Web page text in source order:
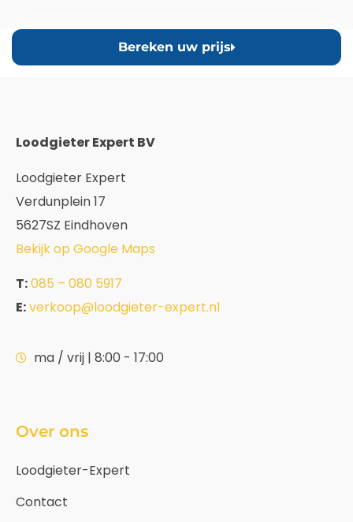
Bereken uw prijs
Loodgieter Expert BV
Loodgieter Expert
Verdunplein 17
5627SZ Eindhoven
Bekijk op Google Maps
T:085 – 080 5917
E:verkoop@loodgieter-expert.nl
ma / vrij | 8:00 - 17:00
Over ons
Loodgieter-Expert
Contact